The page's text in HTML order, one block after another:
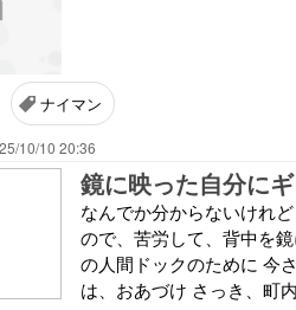
ナイマン
10/10 20:36
鏡に映った自分に
なんでか分からないけれ
ので、苦労して、背中を
の人間ドックのために 今
は、おあづけ さっき、町